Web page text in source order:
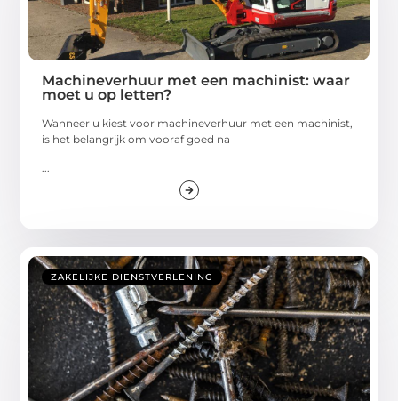
Machineverhuur met een machinist: waar
moet u op letten?
Wanneer u kiest voor machineverhuur met een machinist,
is het belangrijk om vooraf goed na
...
ZAKELIJKE DIENSTVERLENING